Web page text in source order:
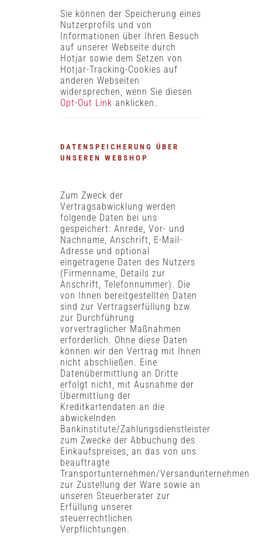
Sie können der Speicherung eines
Nutzerprofils und von
Informationen über Ihren Besuch
auf unserer Webseite durch
Hotjar sowie dem Setzen von
Hotjar-Tracking-Cookies auf
anderen Webseiten
widersprechen, wenn Sie diesen
Opt-Out Link anklicken.
DATENSPEICHERUNG ÜBER
UNSEREN WEBSHOP
Zum Zweck der
Vertragsabwicklung werden
folgende Daten bei uns
gespeichert: Anrede, Vor- und
Nachname, Anschrift, E-Mail-
Adresse und optional
eingetragene Daten des Nutzers
(Firmenname, Details zur
Anschrift, Telefonnummer). Die
von Ihnen bereitgestellten Daten
sind zur Vertragserfüllung bzw.
zur Durchführung
vorvertraglicher Maßnahmen
erforderlich. Ohne diese Daten
können wir den Vertrag mit Ihnen
nicht abschließen. Eine
Datenübermittlung an Dritte
erfolgt nicht, mit Ausnahme der
Übermittlung der
Kreditkartendaten an die
abwickelnden
Bankinstitute/Zahlungsdienstleister
zum Zwecke der Abbuchung des
Einkaufspreises, an das von uns
beauftragte
Transportunternehmen/Versandunternehmen
zur Zustellung der Ware sowie an
unseren Steuerberater zur
Erfüllung unserer
steuerrechtlichen
Verpflichtungen.